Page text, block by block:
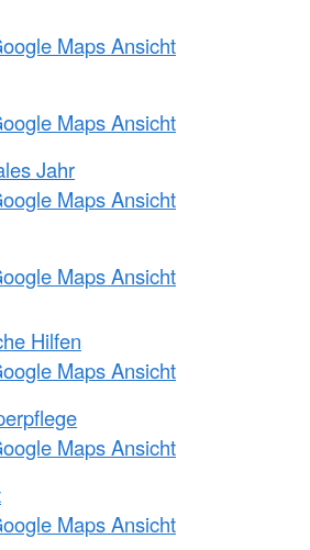
Maps Ansicht
Maps Ansicht
Jahr
Maps Ansicht
Maps Ansicht
Hilfen
Maps Ansicht
Maps Ansicht
Maps Ansicht